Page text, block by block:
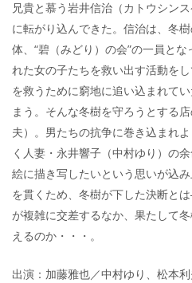
兄貴と慕う岩井信治（カトウシン
に転がり込んできた。信治は、冬
体、“碧（みどり）の会”の一員と
れた女の子たちを救い出す活動を
を救うために窮地に追い込まれて
まう。そんな冬樹を守ろうとする
夫）。男たちの抗争に巻き込まれ
く人妻・永井響子（中村ゆり）の
絵に描き写したいという思いが込
を貫くため、冬樹が下した決断と
が複雑に交差するなか、果たして
えるのか・・・。
出演：加藤雅也／中村ゆり、松本